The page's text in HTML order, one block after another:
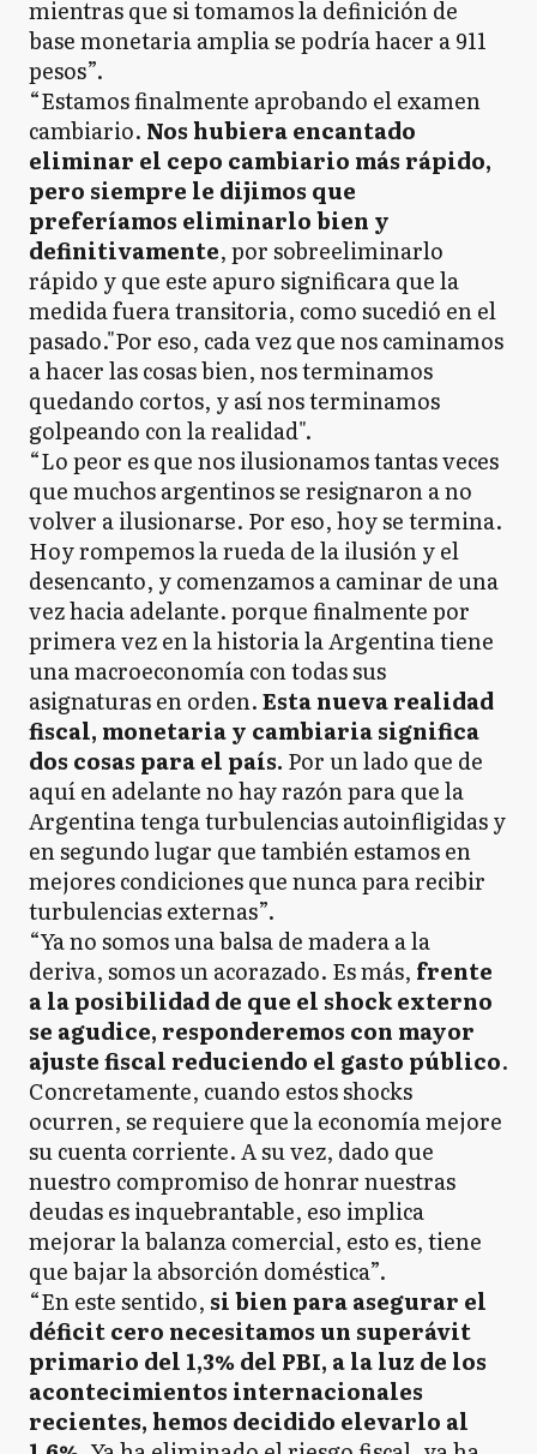
mientras que si tomamos la definición de
base monetaria amplia se podría hacer a 911
pesos”.
“Estamos finalmente aprobando el examen
cambiario. Nos hubiera encantado
eliminar el cepo cambiario más rápido,
pero siempre le dijimos que
preferíamos eliminarlo bien y
definitivamente, por sobreeliminarlo
rápido y que este apuro significara que la
medida fuera transitoria, como sucedió en el
pasado."Por eso, cada vez que nos caminamos
a hacer las cosas bien, nos terminamos
quedando cortos, y así nos terminamos
golpeando con la realidad".
“Lo peor es que nos ilusionamos tantas veces
que muchos argentinos se resignaron a no
volver a ilusionarse. Por eso, hoy se termina.
Hoy rompemos la rueda de la ilusión y el
desencanto, y comenzamos a caminar de una
vez hacia adelante. porque finalmente por
primera vez en la historia la Argentina tiene
una macroeconomía con todas sus
asignaturas en orden.Esta nueva realidad
fiscal, monetaria y cambiaria significa
dos cosas para el país. Por un lado que de
aquí en adelante no hay razón para que la
Argentina tenga turbulencias autoinfligidas y
en segundo lugar que también estamos en
mejores condiciones que nunca para recibir
turbulencias externas”.
“Ya no somos una balsa de madera a la
deriva, somos un acorazado. Es más, frente
a la posibilidad de que el shock externo
se agudice, responderemos con mayor
ajuste fiscal reduciendo el gasto público.
Concretamente, cuando estos shocks
ocurren, se requiere que la economía mejore
su cuenta corriente. A su vez, dado que
nuestro compromiso de honrar nuestras
deudas es inquebrantable, eso implica
mejorar la balanza comercial, esto es, tiene
que bajar la absorción doméstica”.
“En este sentido, si bien para asegurar el
déficit cero necesitamos un superávit
primario del 1,3% del PBI, a la luz de los
acontecimientos internacionales
recientes, hemos decidido elevarlo al